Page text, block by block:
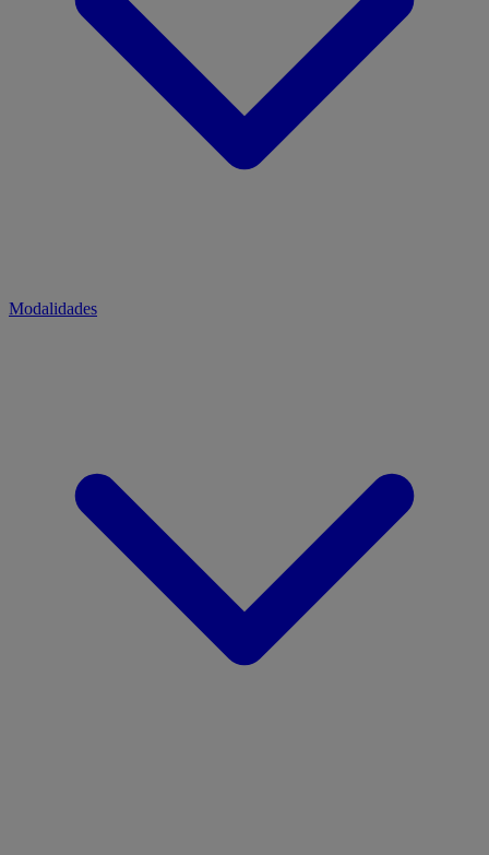
Modalidades